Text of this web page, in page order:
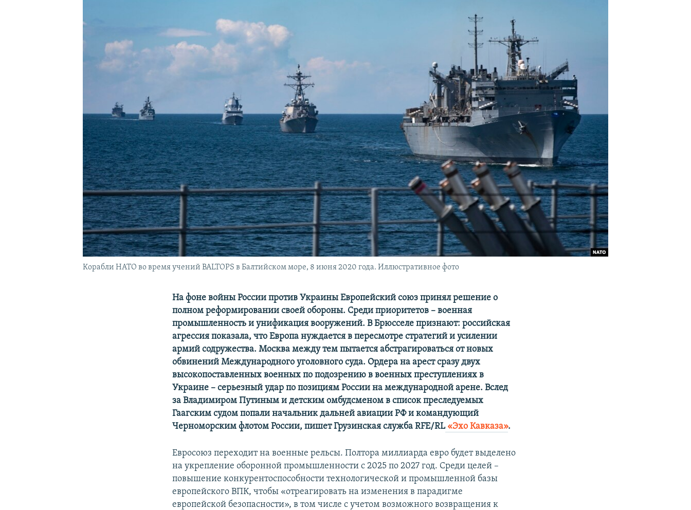
КРЫМ.НЕПОКОРЕННЫЙ
Корабли НАТО во время учений BALTOPS в Балтийском море, 8 июня 2020 года. Иллюстративное фото
На фоне войны России против Украины Европейский союз принял решение о
полном реформировании своей обороны. Среди приоритетов – военная
промышленность и унификация вооружений. В Брюсселе признают: российская
агрессия показала, что Европа нуждается в пересмотре стратегий и усилении
армий содружества. Москва между тем пытается абстрагироваться от новых
обвинений Международного уголовного суда. Ордера на арест сразу двух
высокопоставленных военных по подозрению в военных преступлениях в
Украине – серьезный удар по позициям России на международной арене. Вслед
за Владимиром Путиным и детским омбудсменом в список преследуемых
Гаагским судом попали начальник дальней авиации РФ и командующий
Черноморским флотом России, пишет Грузинская служба RFE/RL «Эхо Кавказа».
Евросоюз переходит на военные рельсы. Полтора миллиарда евро будет выделено
на укрепление оборонной промышленности с 2025 по 2027 год. Среди целей –
повышение конкурентоспособности технологической и промышленной базы
европейского ВПК, чтобы «отреагировать на изменения в парадигме
европейской безопасности», в том числе с учетом возможного возвращения к